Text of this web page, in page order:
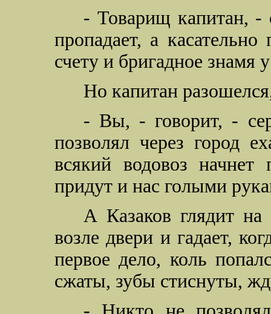
- Товарищ капитан, -
пропадает, а
счету и бригадное знамя
Но капитан
- Вы, - говорит, -
позволял через город
всякий водовоз
придут и нас голыми
А Казаков глядит на
возле двери и гадает,
первое дело, коль
сжаты, зубы стиснуты,